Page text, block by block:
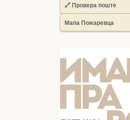
🔗 Провера поште
Мапа Пожаревца